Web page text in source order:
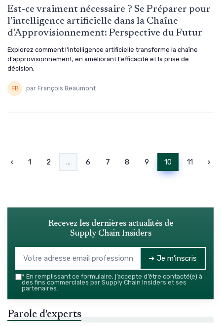
Est-ce vraiment nécessaire ? Se Préparer pour
l'intelligence artificielle dans la Chaîne
d'Approvisionnement: Perspective du Futur
Explorez comment l'intelligence artificielle transforme la chaîne
d'approvisionnement, en améliorant l'efficacité et la prise de
décision.
par François Beaumont
‹ 1 2 ... 6 7 8 9 10 11 ›
Recevez les dernières actualités de
Supply Chain Insiders
➔ Je m'inscris
* En remplissant ce formulaire, j’accepte d’être contacté(e) à
des fins commerciales par Supply Chain Insiders et ses
partenaires.
Parole d'experts